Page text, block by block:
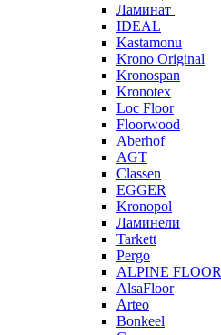
Ламинат
IDEAL
Kastamonu
Krono Original
Kronospan
Kronotex
Loc Floor
Floorwood
Aberhof
AGT
Classen
EGGER
Kronopol
Ламинели
Tarkett
Pergo
ALPINE FLOOR
AlsaFloor
Arteo
Bonkeel